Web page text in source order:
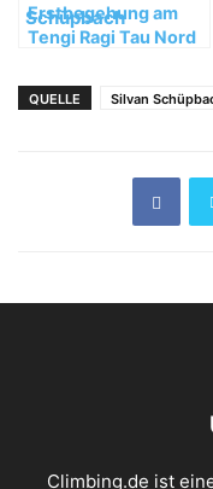
Erstbegehung am
Tengi Ragi Tau Nord
Welfringer und
Silvan Schüpbach
QUELLE Silvan
Climbing.de ist